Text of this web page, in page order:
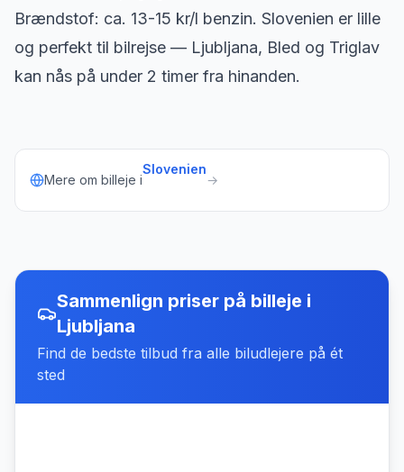
Brændstof: ca. 13-15 kr/l benzin. Slovenien er lille
og perfekt til bilrejse — Ljubljana, Bled og Triglav
kan nås på under 2 timer fra hinanden.
Mere om billeje i
Slovenien
→
Sammenlign priser på billeje i
Ljubljana
Find de bedste tilbud fra alle biludlejere på ét
sted